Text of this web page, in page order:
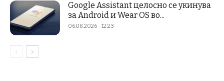
Google Assistant целосно се укинува
за Android и Wear OS во...
06.08.2026 - 12:23